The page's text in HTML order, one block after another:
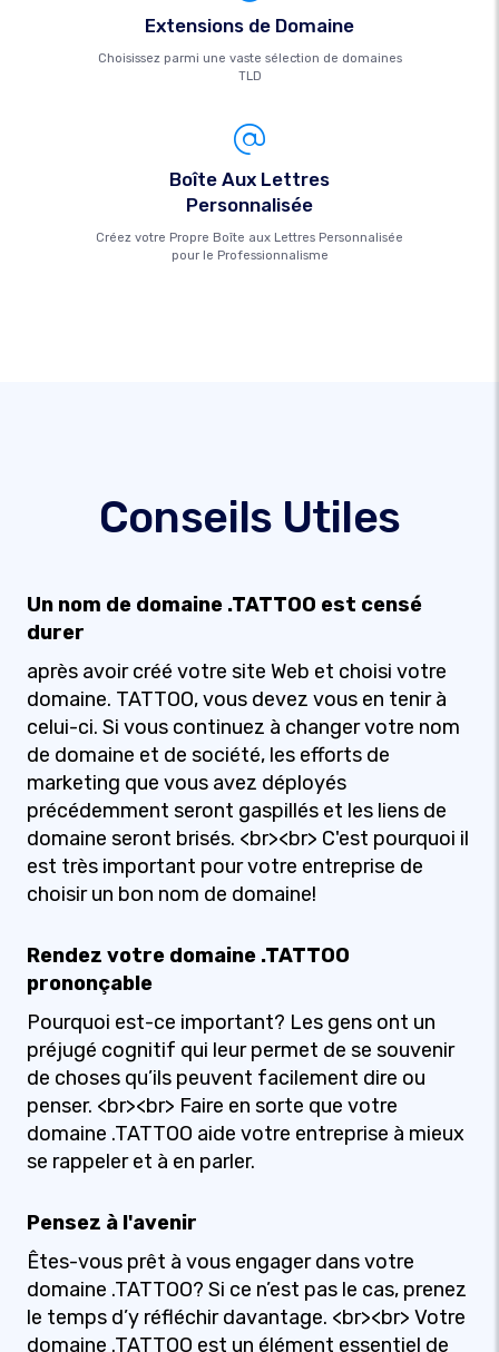
Extensions de Domaine
Choisissez parmi une vaste sélection de domaines
TLD
Boîte Aux Lettres
Personnalisée
Créez votre Propre Boîte aux Lettres Personnalisée
pour le Professionnalisme
Conseils Utiles
Un nom de domaine .TATTOO est censé
durer
après avoir créé votre site Web et choisi votre
domaine. TATTOO, vous devez vous en tenir à
celui-ci. Si vous continuez à changer votre nom
de domaine et de société, les efforts de
marketing que vous avez déployés
précédemment seront gaspillés et les liens de
domaine seront brisés. <br><br> C'est pourquoi il
est très important pour votre entreprise de
choisir un bon nom de domaine!
Rendez votre domaine .TATTOO
prononçable
Pourquoi est-ce important? Les gens ont un
préjugé cognitif qui leur permet de se souvenir
de choses qu’ils peuvent facilement dire ou
penser. <br><br> Faire en sorte que votre
domaine .TATTOO aide votre entreprise à mieux
se rappeler et à en parler.
Pensez à l'avenir
Êtes-vous prêt à vous engager dans votre
domaine .TATTOO? Si ce n’est pas le cas, prenez
le temps d’y réfléchir davantage. <br><br> Votre
domaine .TATTOO est un élément essentiel de